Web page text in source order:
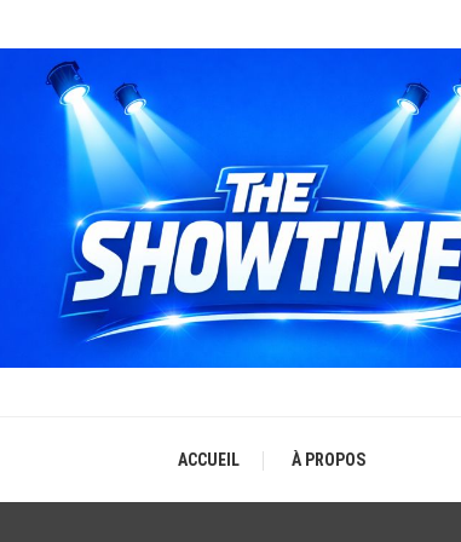
THE SHOWTIME
ACCUEIL À PROPOS